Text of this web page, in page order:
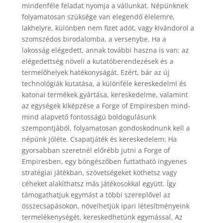
mindenféle feladat nyomja a vállunkat. Népünknek
folyamatosan szüksége van elegendő élelemre,
lakhelyre, különben nem fizet adót, vagy kivándorol a
szomszédos birodalomba, a versenybe. Ha a
lakosság elégedett, annak további haszna is van: az
elégedettség növeli a kutatóberendezések és a
termelőhelyek hatékonyságát. Ezért, bár az új
technológiák kutatása, a különféle kereskedelmi és
katonai termékek gyártása, kereskedelme, valamint
az egységek kiképzése a Forge of Empiresben mind-
mind alapvető fontosságú boldogulásunk
szempontjából, folyamatosan gondoskodnunk kell a
népünk jóléte. Csapatjáték és kereskedelem: Ha
gyorsabban szeretnél előrébb jutni a Forge of
Empiresben, egy böngészőben futtatható ingyenes
stratégiai játékban, szövetségeket köthetsz vagy
céheket alakíthatsz más játékosokkal együtt. Így
támogathatjuk egymást a többi szereplővel az
összecsapásokon, növelhetjük ipari létesítményeink
termelékenységét, kereskedhetünk egymással. Az